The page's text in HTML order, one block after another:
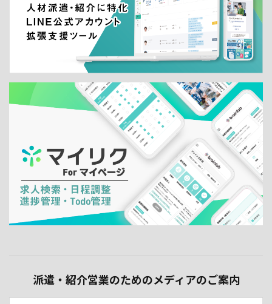
派遣・紹介営業のためのメディアのご案内